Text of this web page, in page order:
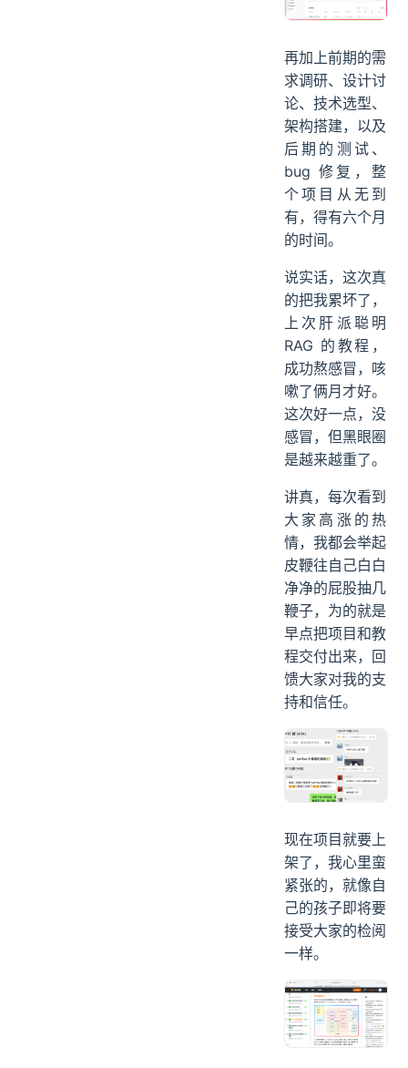
再加上前期的需
求调研、设计讨
论、技术选型、
架构搭建，以及
后期的测试、
bug 修复，整
个项目从无到
有，得有六个月
的时间。
说实话，这次真
的把我累坏了，
上次肝派聪明
RAG 的教程，
成功熬感冒，咳
嗽了俩月才好。
这次好一点，没
感冒，但黑眼圈
是越来越重了。
讲真，每次看到
大家高涨的热
情，我都会举起
皮鞭往自己白白
净净的屁股抽几
鞭子，为的就是
早点把项目和教
程交付出来，回
馈大家对我的支
持和信任。
现在项目就要上
架了，我心里蛮
紧张的，就像自
己的孩子即将要
接受大家的检阅
一样。